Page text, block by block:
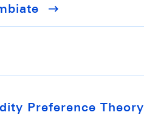
Preference Theory